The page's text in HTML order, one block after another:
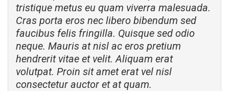
tristique metus eu quam viverra malesuada.
Cras porta eros nec libero bibendum sed
faucibus felis fringilla. Quisque sed odio
neque. Mauris at nisl ac eros pretium
hendrerit vitae et velit. Aliquam erat
volutpat. Proin sit amet erat vel nisl
consectetur auctor et at quam.